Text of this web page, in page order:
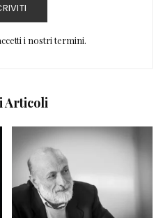
i nostri termini.
Articoli